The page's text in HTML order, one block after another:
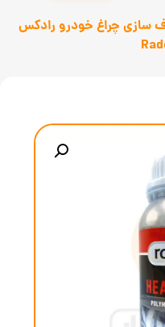
سازی چراغ خودرو رادکس